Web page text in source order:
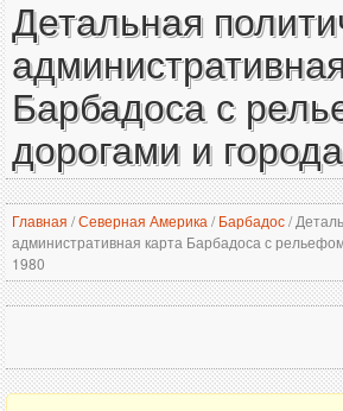
Детальная
Барбадоса с
дорогами и
Главная /Северная Америка / Барбадос/
административная карта Барбадоса с
1980